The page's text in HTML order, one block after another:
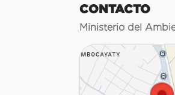
CONTACTO
Ministerio del